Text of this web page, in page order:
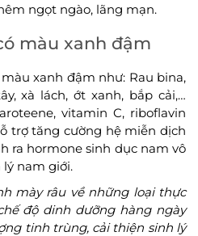
ngọt ngào, lãng mạn.
màu xanh đậm
xanh đậm như: Rau bina,
xà lách, ớt xanh, bắp cải,…
vitamin C, riboflavin
trợ tăng cường hệ miễn dịch
ra hormone sinh dục nam vô
nam giới.
mày râu về những loại thực
độ dinh dưỡng hàng ngày
tinh trùng, cải thiện sinh lý